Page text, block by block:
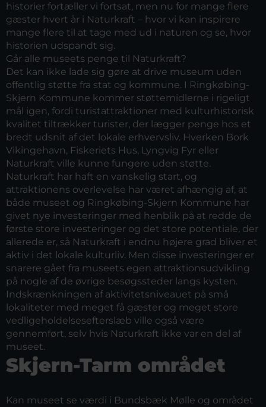
historier fortæller vi fortsat, men nu for mange flere
gæster hvert år i Naturkraft – hvor vi kan inspirere
mange flere til at tage med ud i naturen og se, hvor
historien udspandt sig.
Går alle museets penge til Naturkraft?
Det kan ikke lade sig gøre at drive museum uden
offentlig støtte fra stat og kommune. I Ringkøbing-
Skjern Kommune kommer støttemidlerne i rigeligt
mål igen, fordi turistattraktioner med kulturhistorisk
kvalitet tiltrækker turister, der lægger penge hos et
bredt udsnit af det lokale erhvervsliv. Hverken Bork
Vikingehavn, Fiskeriets Hus, Lyngvig Fyr eller
Naturkraft ville kunne fungere uden støtte.
Naturkraft har haft en vanskelig start, og
attraktionens overlevelse har været afhængig af, at
både museet og Ringkøbing-Skjern Kommune har
givet nye investeringer med henblik på at redde de
første store investeringer og det store potentiale, der
allerede er, så Naturkraft i endnu højere grad bliver et
aktiv i det lokale kulturliv. Men disse investeringer er
snarere gået fra museets egen attraktionsudvikling
på nogle af de øvrige besøgssteder langs kysten.
Indskrænkningen af aktivitetsniveauet på små
lokaliteter med meget få gæster og meget store
vedligeholdelsesefterslæb ville også være
gennemført, selv hvis Naturkraft ikke var en del af
museet.
Skjern-Tarm området
Kan museet se værdi i Bundsbæk Mølle og området